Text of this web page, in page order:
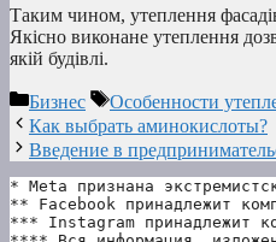
Таким чином, утеплення
Якісно виконане утеплення
якій будівлі.
Рубрики
Бизнес Метки
Особенности
Как выбрать аминокислоты?
Введение в
* Meta признана
** Facebook принадлежит
*** Instagram принадлежит